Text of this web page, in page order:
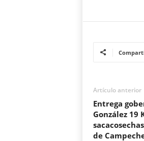
Artículo anterior
Entrega
González 19
de